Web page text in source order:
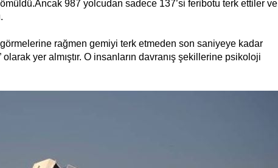
987 yolcudan sadece 137’si feribotu terk ettiler ve
görmelerine rağmen gemiyi terk etmeden son saniyeye kadar
olarak yer almıştır. O insanların davranış şekillerine psikoloji